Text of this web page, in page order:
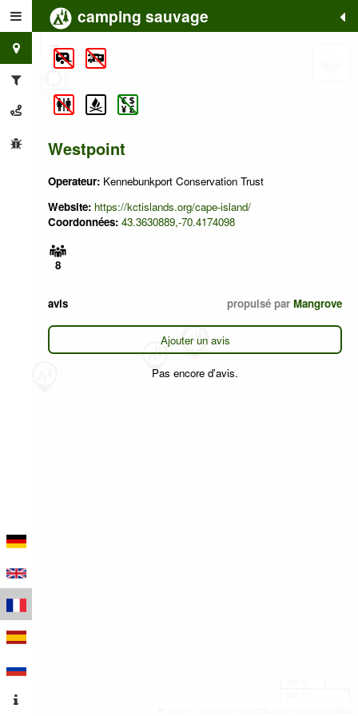
camping sauvage
Westpoint
Operateur: Kennebunkport Conservation Trust
Website: https://kctislands.org/cape-island/
Coordonnées: 43.3630889,-70.4174098
8
avis propulsé par Mangrove
Ajouter un avis
Pas encore d'avis.
+
−